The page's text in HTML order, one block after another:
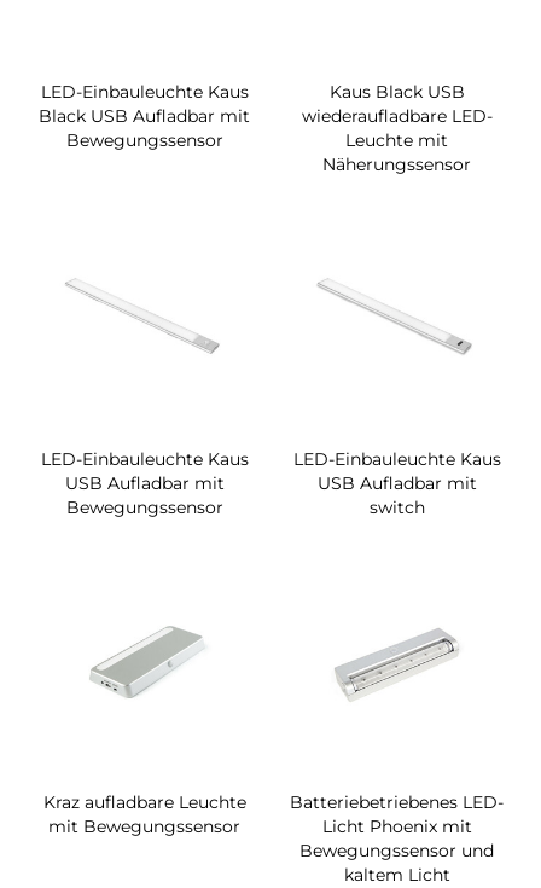
LED-Einbauleuchte Kaus
Black USB Aufladbar mit
Bewegungssensor
Kaus Black USB
wiederaufladbare LED-
Leuchte mit
Näherungssensor
LED-Einbauleuchte Kaus
USB Aufladbar mit
Bewegungssensor
LED-Einbauleuchte Kaus
USB Aufladbar mit
switch
Kraz aufladbare Leuchte
mit Bewegungssensor
Batteriebetriebenes LED-
Licht Phoenix mit
Bewegungssensor und
kaltem Licht